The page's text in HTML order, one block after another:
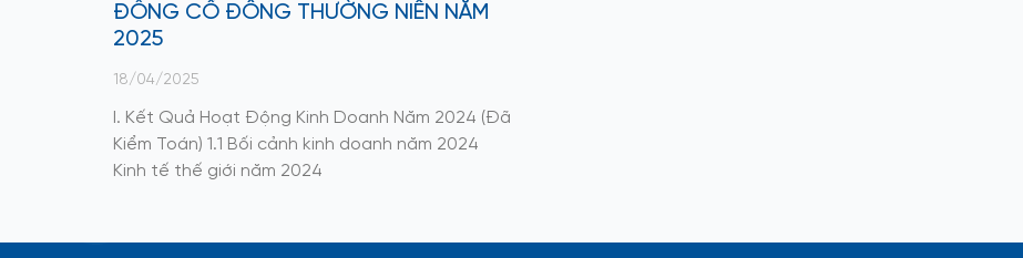
ĐỒNG CỔ ĐÔNG THƯỜNG NIÊN NĂM
2025
18/04/2025
I. Kết Quả Hoạt Động Kinh Doanh Năm 2024 (Đã
Kiểm Toán) 1.1 Bối cảnh kinh doanh năm 2024
Kinh tế thế giới năm 2024